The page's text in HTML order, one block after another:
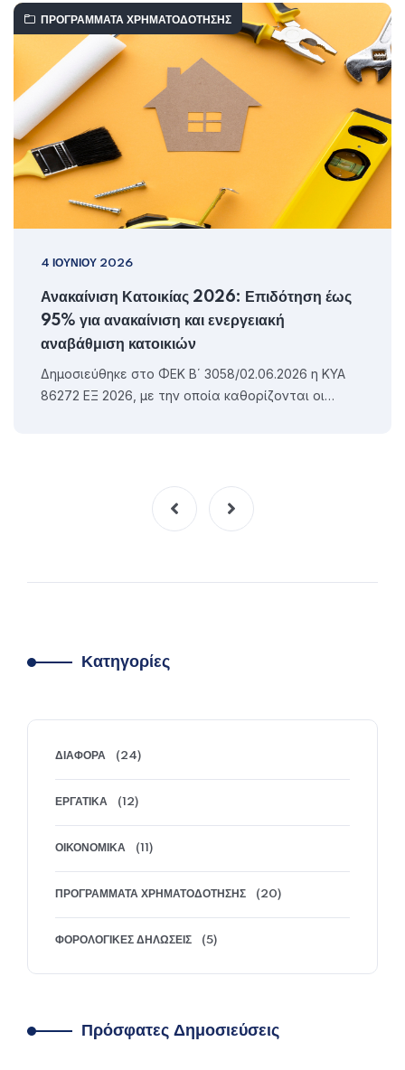
ΠΡΟΓΡΆΜΜΑΤΑ ΧΡΗΜΑΤΟΔΌΤΗΣΗΣ
4 ΙΟΥΝΊΟΥ 2026
Ανακαίνιση Κατοικίας 2026: Επιδότηση έως
95% για ανακαίνιση και ενεργειακή
αναβάθμιση κατοικιών
Δημοσιεύθηκε στο ΦΕΚ Β΄ 3058/02.06.2026 η ΚΥΑ
86272 ΕΞ 2026, με την οποία καθορίζονται οι…
Κατηγορίες
ΔΙΆΦΟΡΑ (24)
ΕΡΓΑΤΙΚΆ (12)
ΟΙΚΟΝΟΜΙΚΆ (11)
ΠΡΟΓΡΆΜΜΑΤΑ ΧΡΗΜΑΤΟΔΌΤΗΣΗΣ (20)
ΦΟΡΟΛΟΓΙΚΈΣ ΔΗΛΏΣΕΙΣ (5)
Πρόσφατες Δημοσιεύσεις